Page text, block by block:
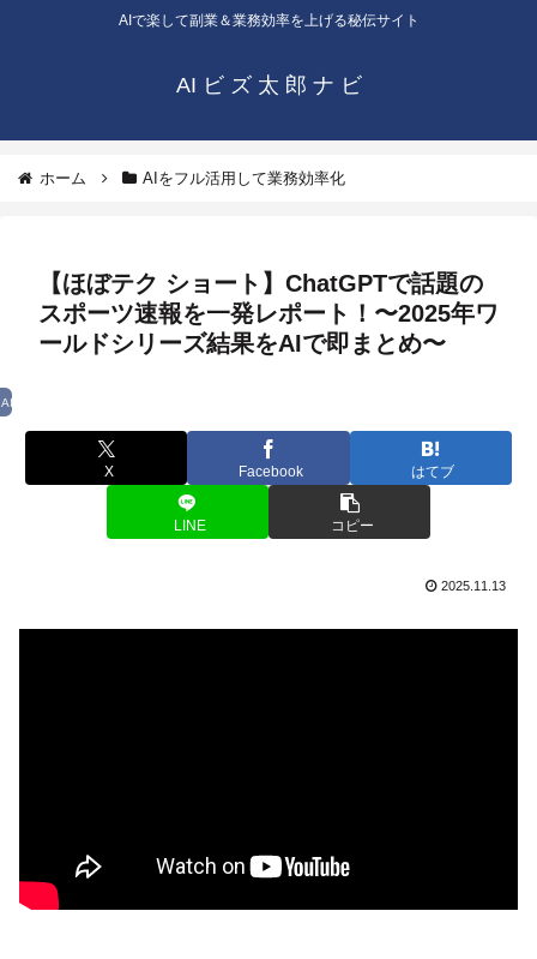
AIで楽して副業＆業務効率を上げる秘伝サイト
AI ビ ズ 太 郎 ナ ビ
ホーム AIをフル活用して業務効率化
【ほぼテク ショート】ChatGPTで話題の
スポーツ速報を一発レポート！〜2025年ワ
ールドシリーズ結果をAIで即まとめ〜
AIをフル活用して業務効率化
X Facebook はてブ
LINE コピー
2025.11.13